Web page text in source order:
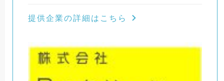
提供企業の詳細はこちら